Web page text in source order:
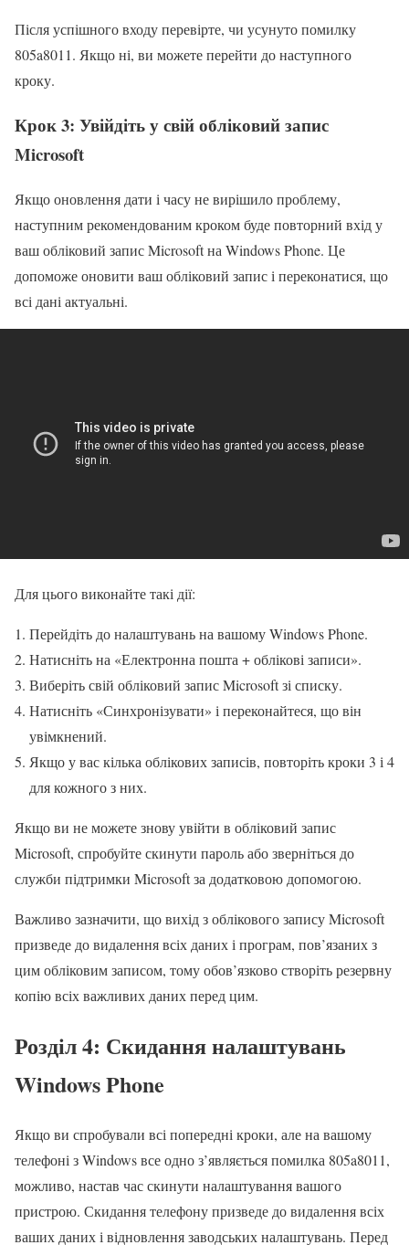
Після успішного входу перевірте, чи усунуто помилку
805a8011. Якщо ні, ви можете перейти до наступного
кроку.
Крок 3: Увійдіть у свій обліковий запис
Microsoft
Якщо оновлення дати і часу не вирішило проблему,
наступним рекомендованим кроком буде повторний вхід у
ваш обліковий запис Microsoft на Windows Phone. Це
допоможе оновити ваш обліковий запис і переконатися, що
всі дані актуальні.
Для цього виконайте такі дії:
Перейдіть до налаштувань на вашому Windows Phone.
Натисніть на «Електронна пошта + облікові записи».
Виберіть свій обліковий запис Microsoft зі списку.
Натисніть «Синхронізувати» і переконайтеся, що він
увімкнений.
Якщо у вас кілька облікових записів, повторіть кроки 3 і 4
для кожного з них.
Якщо ви не можете знову увійти в обліковий запис
Microsoft, спробуйте скинути пароль або зверніться до
служби підтримки Microsoft за додатковою допомогою.
Важливо зазначити, що вихід з облікового запису Microsoft
призведе до видалення всіх даних і програм, пов’язаних з
цим обліковим записом, тому обов’язково створіть резервну
копію всіх важливих даних перед цим.
Розділ 4: Скидання налаштувань
Windows Phone
Якщо ви спробували всі попередні кроки, але на вашому
телефоні з Windows все одно з’являється помилка 805a8011,
можливо, настав час скинути налаштування вашого
пристрою. Скидання телефону призведе до видалення всіх
ваших даних і відновлення заводських налаштувань. Перед